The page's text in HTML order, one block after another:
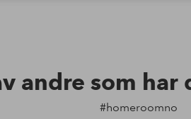
andre som har
#homeroomno